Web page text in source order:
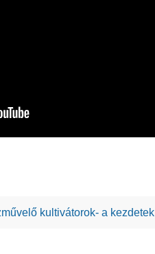
kultivátorok- a kezdetek